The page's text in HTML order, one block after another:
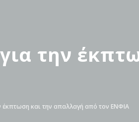
την
έκπτωση και την απαλλαγή από τον ΕΝΦΙΑ